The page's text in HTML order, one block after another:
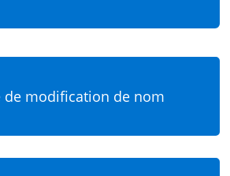
de modification de nom